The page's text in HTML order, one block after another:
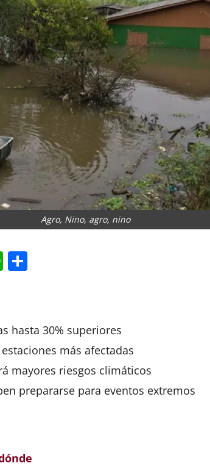
Agro, Nino, agro, nino
WhatsApp
hasta 30% superiores
estaciones más afectadas
mayores riesgos climáticos
prepararse para eventos extremos